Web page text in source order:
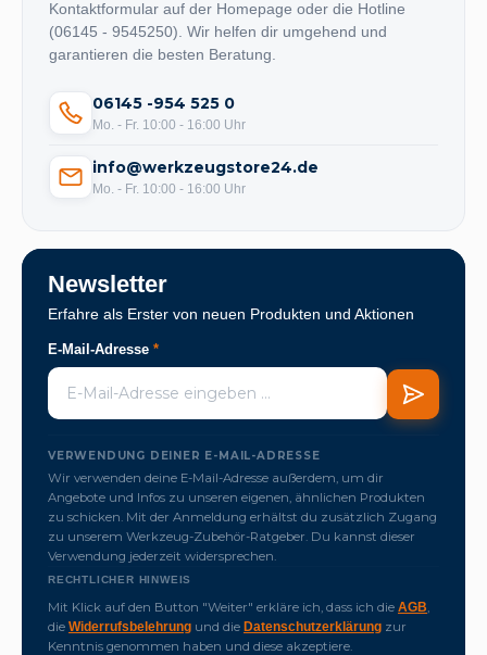
Kontaktformular auf der Homepage oder die Hotline
(06145 - 9545250). Wir helfen dir umgehend und
garantieren die besten Beratung.
06145 -954 525 0
Mo. - Fr. 10:00 - 16:00 Uhr
info@werkzeugstore24.de
Mo. - Fr. 10:00 - 16:00 Uhr
Newsletter
Erfahre als Erster von neuen Produkten und Aktionen
E-Mail-Adresse *
VERWENDUNG DEINER E-MAIL-ADRESSE
Wir verwenden deine E-Mail-Adresse außerdem, um dir
Angebote und Infos zu unseren eigenen, ähnlichen Produkten
zu schicken. Mit der Anmeldung erhältst du zusätzlich Zugang
zu unserem Werkzeug-Zubehör-Ratgeber. Du kannst dieser
Verwendung jederzeit widersprechen.
RECHTLICHER HINWEIS
Mit Klick auf den Button "Weiter" erkläre ich, dass ich die AGB,
die Widerrufsbelehrung und die Datenschutzerklärung zur
Kenntnis genommen haben und diese akzeptiere.